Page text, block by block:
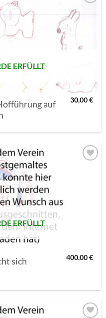
AUF MEINE
MERKLISTE
SETZEN
ERFÜLLT
auf
30,00€
ERFÜLLT
sich
400,00€